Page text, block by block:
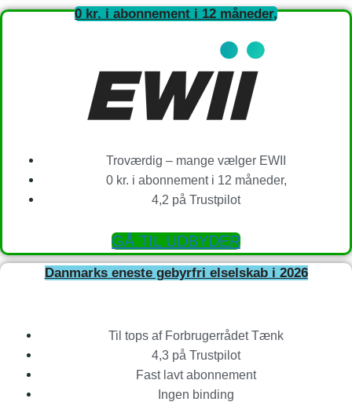
0 kr. i abonnement i 12 måneder,
Troværdig – mange vælger EWII
0 kr. i abonnement i 12 måneder,
4,2 på Trustpilot
GÅ TIL UDBYDER
Danmarks eneste gebyrfri elselskab i 2026
Til tops af Forbrugerrådet Tænk
4,3 på Trustpilot
Fast lavt abonnement
Ingen binding